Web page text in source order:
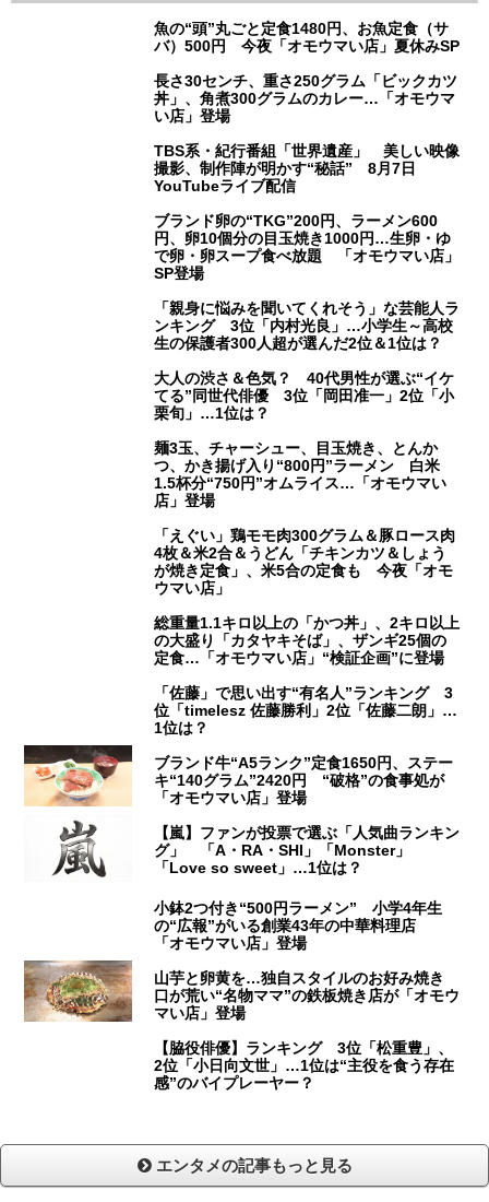
魚の“頭”丸ごと定食1480円、お魚定食（サ
バ）500円 今夜「オモウマい店」夏休みSP
長さ30センチ、重さ250グラム「ビックカツ
丼」、角煮300グラムのカレー…「オモウマ
い店」登場
TBS系・紀行番組「世界遺産」 美しい映像
撮影、制作陣が明かす“秘話” 8月7日
YouTubeライブ配信
ブランド卵の“TKG”200円、ラーメン600
円、卵10個分の目玉焼き1000円…生卵・ゆ
で卵・卵スープ食べ放題 「オモウマい店」
SP登場
「親身に悩みを聞いてくれそう」な芸能人ラ
ンキング 3位「内村光良」…小学生～高校
生の保護者300人超が選んだ2位＆1位は？
大人の渋さ＆色気？ 40代男性が選ぶ“イケ
てる”同世代俳優 3位「岡田准一」2位「小
栗旬」…1位は？
麺3玉、チャーシュー、目玉焼き、とんか
つ、かき揚げ入り“800円”ラーメン 白米
1.5杯分“750円”オムライス…「オモウマい
店」登場
「えぐい」鶏モモ肉300グラム＆豚ロース肉
4枚＆米2合＆うどん「チキンカツ＆しょう
が焼き定食」、米5合の定食も 今夜「オモ
ウマい店」
総重量1.1キロ以上の「かつ丼」、2キロ以上
の大盛り「カタヤキそば」、ザンギ25個の
定食…「オモウマい店」“検証企画”に登場
「佐藤」で思い出す“有名人”ランキング 3
位「timelesz 佐藤勝利」2位「佐藤二朗」…
1位は？
ブランド牛“A5ランク”定食1650円、ステー
キ“140グラム”2420円 “破格”の食事処が
「オモウマい店」登場
【嵐】ファンが投票で選ぶ「人気曲ランキン
グ」 「A・RA・SHI」「Monster」
「Love so sweet」…1位は？
小鉢2つ付き“500円ラーメン” 小学4年生
の“広報”がいる創業43年の中華料理店
「オモウマい店」登場
山芋と卵黄を…独自スタイルのお好み焼き
口が荒い“名物ママ”の鉄板焼き店が「オモウ
マい店」登場
【脇役俳優】ランキング 3位「松重豊」、
2位「小日向文世」…1位は“主役を食う存在
感”のバイプレーヤー？
エンタメの記事もっと見る